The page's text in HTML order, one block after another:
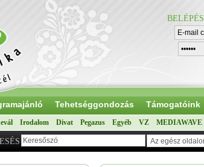
BELÉPÉS
Tehetséggondozás Támogatóink
Irodalom Divat Pegazus Egyéb VZ MEDIAWAVE